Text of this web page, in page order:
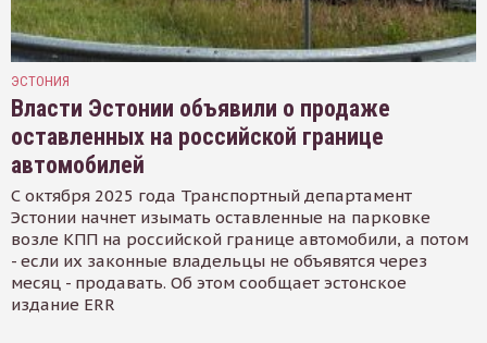
ЭСТОНИЯ
Власти Эстонии объявили о продаже
оставленных на российской границе
автомобилей
С октября 2025 года Транспортный департамент
Эстонии начнет изымать оставленные на парковке
возле КПП на российской границе автомобили, а потом
- если их законные владельцы не объявятся через
месяц - продавать. Об этом сообщает эстонское
издание ERR